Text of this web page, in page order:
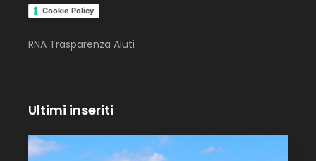
Cookie Policy
RNA Trasparenza Aiuti
Ultimi inseriti